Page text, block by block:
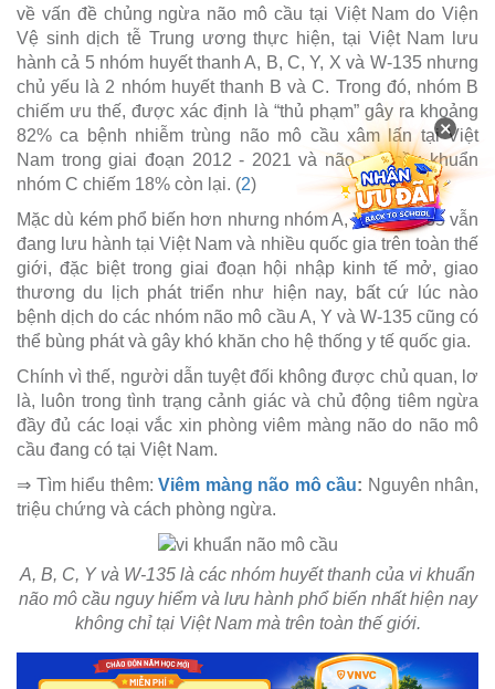
về vấn đề chủng ngừa não mô cầu tại Việt Nam do Viện
Vệ sinh dịch tễ Trung ương thực hiện, tại Việt Nam lưu
hành cả 5 nhóm huyết thanh A, B, C, Y, X và W-135 nhưng
chủ yếu là 2 nhóm huyết thanh B và C. Trong đó, nhóm B
chiếm ưu thế, được xác định là “thủ phạm” gây ra khoảng
82% ca bệnh nhiễm trùng não mô cầu xâm lấn tại Việt
Nam trong giai đoạn 2012 - 2021 và não mô cầu khuẩn
nhóm C chiếm 18% còn lại. (2)
Mặc dù kém phổ biến hơn nhưng nhóm A, Y và W-135 vẫn
đang lưu hành tại Việt Nam và nhiều quốc gia trên toàn thế
giới, đặc biệt trong giai đoạn hội nhập kinh tế mở, giao
thương du lịch phát triển như hiện nay, bất cứ lúc nào
bệnh dịch do các nhóm não mô cầu A, Y và W-135 cũng có
thể bùng phát và gây khó khăn cho hệ thống y tế quốc gia.
Chính vì thế, người dẫn tuyệt đối không được chủ quan, lơ
là, luôn trong tình trạng cảnh giác và chủ động tiêm ngừa
đầy đủ các loại vắc xin phòng viêm màng não do não mô
cầu đang có tại Việt Nam.
⇒ Tìm hiểu thêm: Viêm màng não mô cầu: Nguyên nhân,
triệu chứng và cách phòng ngừa.
A, B, C, Y và W-135 là các nhóm huyết thanh của vi khuẩn
não mô cầu nguy hiểm và lưu hành phổ biến nhất hiện nay
không chỉ tại Việt Nam mà trên toàn thế giới.
×